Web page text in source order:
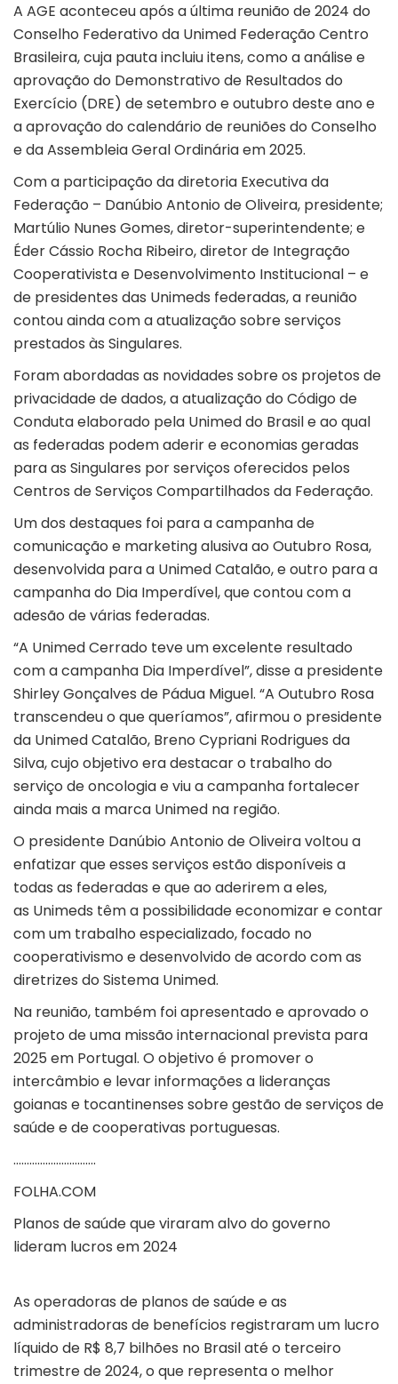
A AGE aconteceu após a última reunião de 2024 do
Conselho Federativo da Unimed Federação Centro
Brasileira, cuja pauta incluiu itens, como a análise e
aprovação do Demonstrativo de Resultados do
Exercício (DRE) de setembro e outubro deste ano e
a aprovação do calendário de reuniões do Conselho
e da Assembleia Geral Ordinária em 2025.
Com a participação da diretoria Executiva da
Federação – Danúbio Antonio de Oliveira, presidente;
Martúlio Nunes Gomes, diretor-superintendente; e
Éder Cássio Rocha Ribeiro, diretor de Integração
Cooperativista e Desenvolvimento Institucional – e
de presidentes das Unimeds federadas, a reunião
contou ainda com a atualização sobre serviços
prestados às Singulares.
Foram abordadas as novidades sobre os projetos de
privacidade de dados, a atualização do Código de
Conduta elaborado pela Unimed do Brasil e ao qual
as federadas podem aderir e economias geradas
para as Singulares por serviços oferecidos pelos
Centros de Serviços Compartilhados da Federação.
Um dos destaques foi para a campanha de
comunicação e marketing alusiva ao Outubro Rosa,
desenvolvida para a Unimed Catalão, e outro para a
campanha do Dia Imperdível, que contou com a
adesão de várias federadas.
“A Unimed Cerrado teve um excelente resultado
com a campanha Dia Imperdível”, disse a presidente
Shirley Gonçalves de Pádua Miguel. “A Outubro Rosa
transcendeu o que queríamos”, afirmou o presidente
da Unimed Catalão, Breno Cypriani Rodrigues da
Silva, cujo objetivo era destacar o trabalho do
serviço de oncologia e viu a campanha fortalecer
ainda mais a marca Unimed na região.
O presidente Danúbio Antonio de Oliveira voltou a
enfatizar que esses serviços estão disponíveis a
todas as federadas e que ao aderirem a eles,
as Unimeds têm a possibilidade economizar e contar
com um trabalho especializado, focado no
cooperativismo e desenvolvido de acordo com as
diretrizes do Sistema Unimed.
Na reunião, também foi apresentado e aprovado o
projeto de uma missão internacional prevista para
2025 em Portugal. O objetivo é promover o
intercâmbio e levar informações a lideranças
goianas e tocantinenses sobre gestão de serviços de
saúde e de cooperativas portuguesas.
………………………….
FOLHA.COM
Planos de saúde que viraram alvo do governo
lideram lucros em 2024
As operadoras de planos de saúde e as
administradoras de benefícios registraram um lucro
líquido de R$ 8,7 bilhões no Brasil até o terceiro
trimestre de 2024, o que representa o melhor